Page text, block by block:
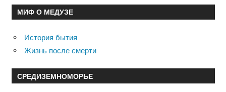
МИФ О МЕДУЗЕ
История бытия
Жизнь после смерти
СРЕДИЗЕМНОМОРЬЕ